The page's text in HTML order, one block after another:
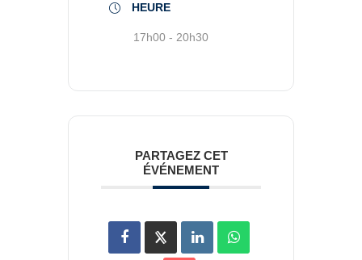
HEURE
17h00 - 20h30
PARTAGEZ CET
ÉVÉNEMENT